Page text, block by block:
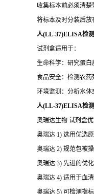
收集标本前必须清
将标本及时分装后
人(LL-37)ELISA检
试剂盒适用于：
生命科学：研究蛋白
食品安全：检测农药
环境监测：分析水体
人(LL-37)ELISA检
奥瑞达生物 试剂盒
奥瑞达 1) 选用优选
奥瑞达 2) 规范包被
奥瑞达 3) 先进的优
奥瑞达 4) 适用于血
奥瑞达 5) 可检测指